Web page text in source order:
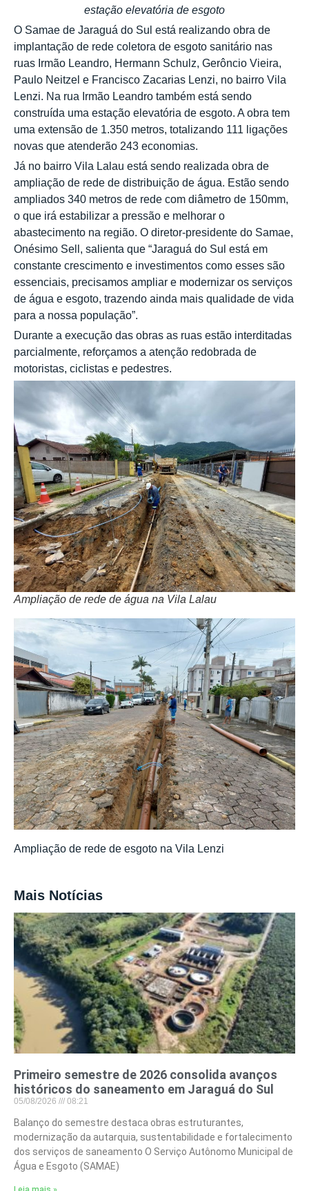
estação elevatória de esgoto
O Samae de Jaraguá do Sul está realizando obra de
implantação de rede coletora de esgoto sanitário nas
ruas Irmão Leandro, Hermann Schulz, Gerôncio Vieira,
Paulo Neitzel e Francisco Zacarias Lenzi, no bairro Vila
Lenzi. Na rua Irmão Leandro também está sendo
construída uma estação elevatória de esgoto. A obra tem
uma extensão de 1.350 metros, totalizando 111 ligações
novas que atenderão 243 economias.
Já no bairro Vila Lalau está sendo realizada obra de
ampliação de rede de distribuição de água. Estão sendo
ampliados 340 metros de rede com diâmetro de 150mm,
o que irá estabilizar a pressão e melhorar o
abastecimento na região. O diretor-presidente do Samae,
Onésimo Sell, salienta que “Jaraguá do Sul está em
constante crescimento e investimentos como esses são
essenciais, precisamos ampliar e modernizar os serviços
de água e esgoto, trazendo ainda mais qualidade de vida
para a nossa população”.
Durante a execução das obras as ruas estão interditadas
parcialmente, reforçamos a atenção redobrada de
motoristas, ciclistas e pedestres.
Ampliação de rede de água na Vila Lalau
Ampliação de rede de esgoto na Vila Lenzi
Mais Notícias
Primeiro semestre de 2026 consolida avanços
históricos do saneamento em Jaraguá do Sul
05/08/2026 08:21
Balanço do semestre destaca obras estruturantes,
modernização da autarquia, sustentabilidade e fortalecimento
dos serviços de saneamento O Serviço Autônomo Municipal de
Água e Esgoto (SAMAE)